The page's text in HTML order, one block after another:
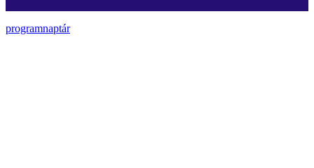
programnaptár